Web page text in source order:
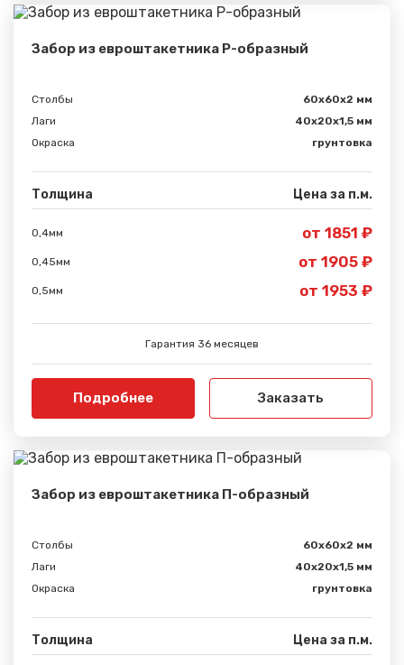
Забор из евроштакетника Р-образный
Столбы
60х60х2 мм
Лаги
40х20х1,5 мм
Окраска
грунтовка
Толщина Цена за п.м.
0,4мм от 1851 ₽
0,45мм от 1905 ₽
0,5мм от 1953 ₽
Гарантия 36 месяцев
Подробнее Заказать
Забор из евроштакетника П-образный
Столбы
60х60х2 мм
Лаги
40х20х1,5 мм
Окраска
грунтовка
Толщина Цена за п.м.
Сообщение успешно
Спасибо за обращение, наш специалист свяжется с